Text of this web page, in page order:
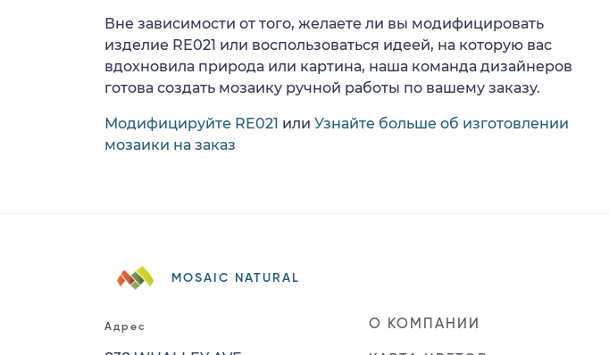
Вне зависимости от того, желаете ли вы модифицировать
изделие RE021 или воспользоваться идеей, на которую вас
вдохновила природа или картина, наша команда дизайнеров
готова создать мозаику ручной работы по вашему заказу.
Модифицируйте RE021 или Узнайте больше об изготовлении
мозаики на заказ
MOSAIC NATURAL
Адрес О КОМПАНИИ